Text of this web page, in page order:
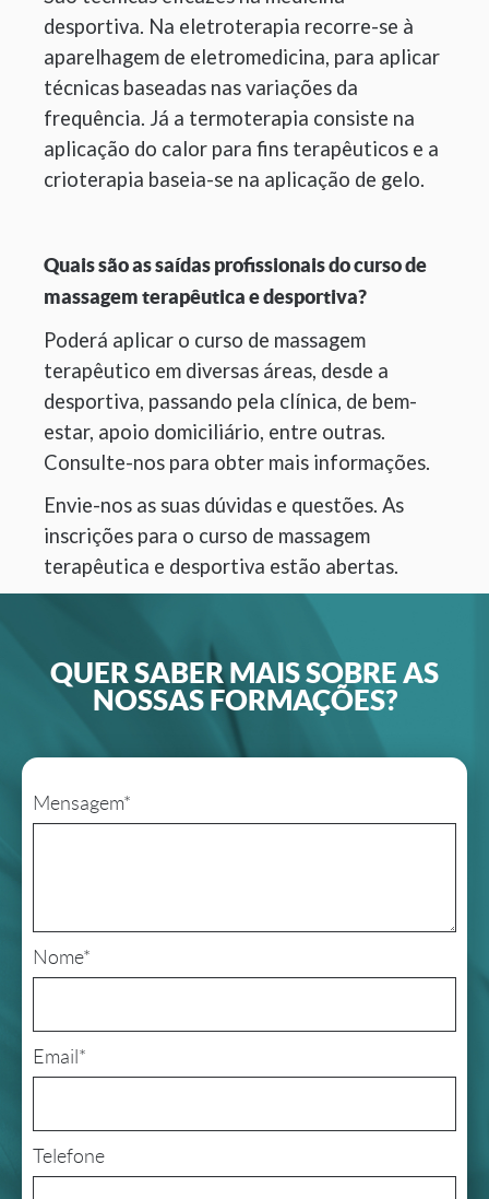
desportiva. Na eletroterapia recorre-se à
aparelhagem de eletromedicina, para aplicar
técnicas baseadas nas variações da
frequência. Já a termoterapia consiste na
aplicação do calor para fins terapêuticos e a
crioterapia baseia-se na aplicação de gelo.
Quais são as saídas profissionais do curso de
massagem terapêutica e desportiva?
Poderá aplicar o curso de massagem
terapêutico em diversas áreas, desde a
desportiva, passando pela clínica, de bem-
estar, apoio domiciliário, entre outras.
Consulte-nos para obter mais informações.
Envie-nos as suas dúvidas e questões. As
inscrições para o curso de massagem
terapêutica e desportiva estão abertas.
QUER SABER MAIS SOBRE AS
NOSSAS FORMAÇÕES?
Mensagem*
Nome*
Email*
Telefone